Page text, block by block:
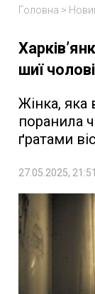
Головна >
шиї
Жінка, яка
поранила
ґратами
27.05.2025, 21:51